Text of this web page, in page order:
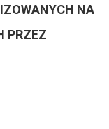
NA
PRZEZ